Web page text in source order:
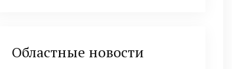
Областные новости